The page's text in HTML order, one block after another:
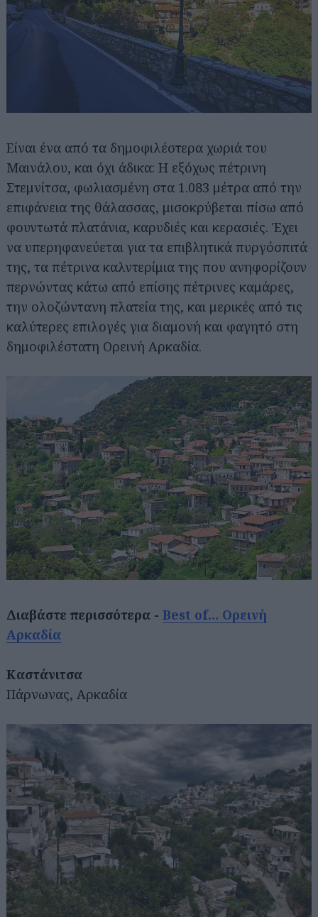
Είναι ένα από τα δημοφιλέστερα χωριά του
Μαινάλου, και όχι άδικα: Η εξόχως πέτρινη
Στεμνίτσα, φωλιασμένη στα 1.083 μέτρα από την
επιφάνεια της θάλασσας, μισοκρύβεται πίσω από
φουντωτά πλατάνια, καρυδιές και κερασιές. Έχει
να υπερηφανεύεται για τα επιβλητικά πυργόσπιτά
της, τα πέτρινα καλντερίμια της που ανηφορίζουν
περνώντας κάτω από επίσης πέτρινες καμάρες,
την ολοζώντανη πλατεία της, και μερικές από τις
καλύτερες επιλογές για διαμονή και φαγητό στη
δημοφιλέστατη Ορεινή Αρκαδία.
Διαβάστε περισσότερα - Best of… Ορεινή
Αρκαδία
Καστάνιτσα
Πάρνωνας, Αρκαδία